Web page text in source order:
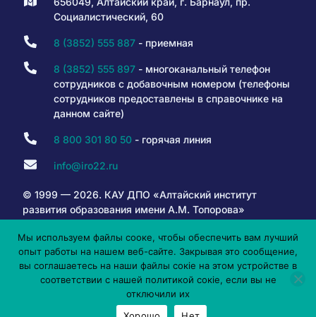
Социалистический, 60
8 (3852) 555 887- приемная
8 (3852) 555 897- многоканальный телефон
сотрудников с добавочным номером (телефоны
сотрудников предоставлены в справочнике на
данном сайте)
8 800 301 80 50- горячая линия
info@iro22.ru
© 1999 — 2026. КАУ ДПО «Алтайский институт
развития образования имени А.М. Топорова»
6+
Мы используем файлы сооке, чтобы обеспечить вам лучший
опыт работы на нашем веб-сайте. Закрывая это сообщение,
вы соглашаетесь на наши файлы сокіе на этом устройстве в
соответствии с нашей политикой сокіе, если вы не
отключили их